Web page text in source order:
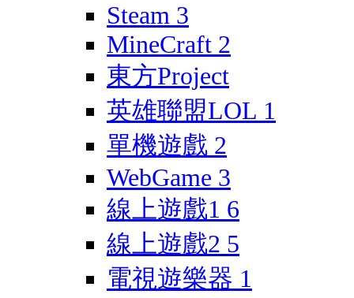
Steam 3
MineCraft 2
東方Project
英雄聯盟LOL 1
單機遊戲 2
WebGame 3
線上遊戲1 6
線上遊戲2 5
電視遊樂器 1